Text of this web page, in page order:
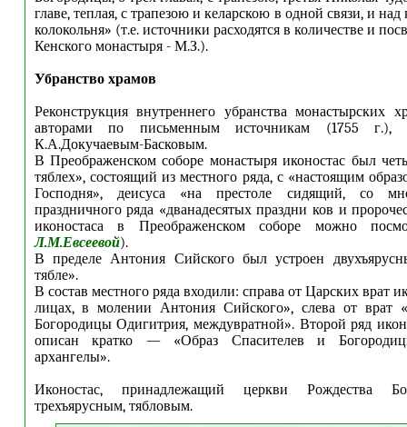
главе, теплая, с трапезою и келарскою в одной связи, и над
колокольня» (т.е. источники расходятся в количестве и
Кенского монастыря - М.З.).
Убранство храмов
Реконструкция внутреннего убранства монастырских
авторами по письменным источникам (1755 г.),
К.А.Докучаевым-Басковым.
В Преображенском соборе монастыря иконостас был
тяблех», состоящий из местного ряда, с «настоящим
Господня», деисуса «на престоле сидящий, со
праздничного ряда «дванадесятых праздни ков и
иконостаса в Преображенском соборе можно
Л.М.Евсеевой).
В пределе Антония Сийского был устроен
тябле».
В состав местного ряда входили: справа от Царских врат
лицах, в молении Антония Сийского», слева от врат
Богородицы Одигитрия, междувратной». Второй ряд
описан кратко — «Образ Спасителев и
архангелы».
Иконостас, принадлежащий церкви Рождества
трехъярусным, тябловым.